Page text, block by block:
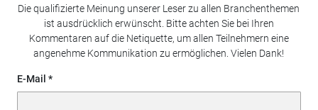
Die qualifizierte Meinung unserer Leser zu allen Branchenthemen
ist ausdrücklich erwünscht. Bitte achten Sie bei Ihren
Kommentaren auf die Netiquette, um allen Teilnehmern eine
angenehme Kommunikation zu ermöglichen. Vielen Dank!
E-Mail